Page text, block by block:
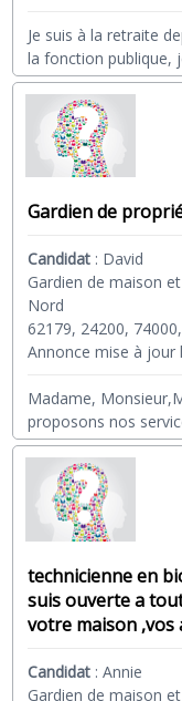
Je suis à la retraite
la fonction publique,
Gardien de
Candidat : David
Gardien de maison
Nord
62179, 24200,
Annonce mise à jour
Madame,
proposons nos
technicienne en
suis ouverte a
votre maison ,vos
Candidat :Annie
Gardien de maison